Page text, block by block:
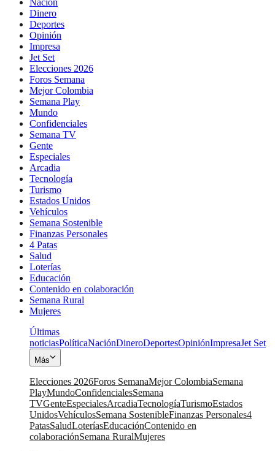
Dinero
Deportes
Opinión
Impresa
Jet Set
Elecciones 2026
Foros Semana
Mejor Colombia
Semana Play
Mundo
Confidenciales
Semana TV
Gente
Especiales
Arcadia
Tecnología
Turismo
Estados Unidos
Vehículos
Semana Sostenible
Finanzas Personales
4 Patas
Salud
Loterías
Educación
Contenido en colaboración
Semana Rural
Mujeres
Últimas
noticiasPolíticaNaciónDineroDeportesOpiniónImpresaJet Set
Más
Elecciones 2026Foros SemanaMejor ColombiaSemana
PlayMundoConfidencialesSemana
TVGenteEspecialesArcadiaTecnologíaTurismoEstados
UnidosVehículosSemana SostenibleFinanzas Personales4
PatasSaludLoteríasEducaciónContenido en
colaboraciónSemana RuralMujeres